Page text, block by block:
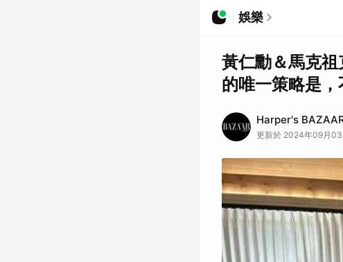
娛樂
黃仁勳＆馬克
的唯一策略是
Harper's
更新於 2024年09月